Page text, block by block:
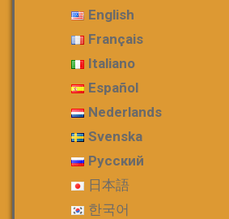
English
Français
Italiano
Español
Nederlands
Svenska
Русский
日本語
한국어